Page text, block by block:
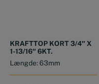
KRAFTTOP KORT 3/4″ X
1-13/16″ 6KT.
Længde: 63mm